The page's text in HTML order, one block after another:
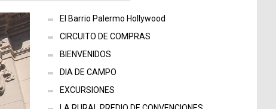
El Barrio Palermo Hollywood
CIRCUITO DE COMPRAS
BIENVENIDOS
DIA DE CAMPO
EXCURSIONES